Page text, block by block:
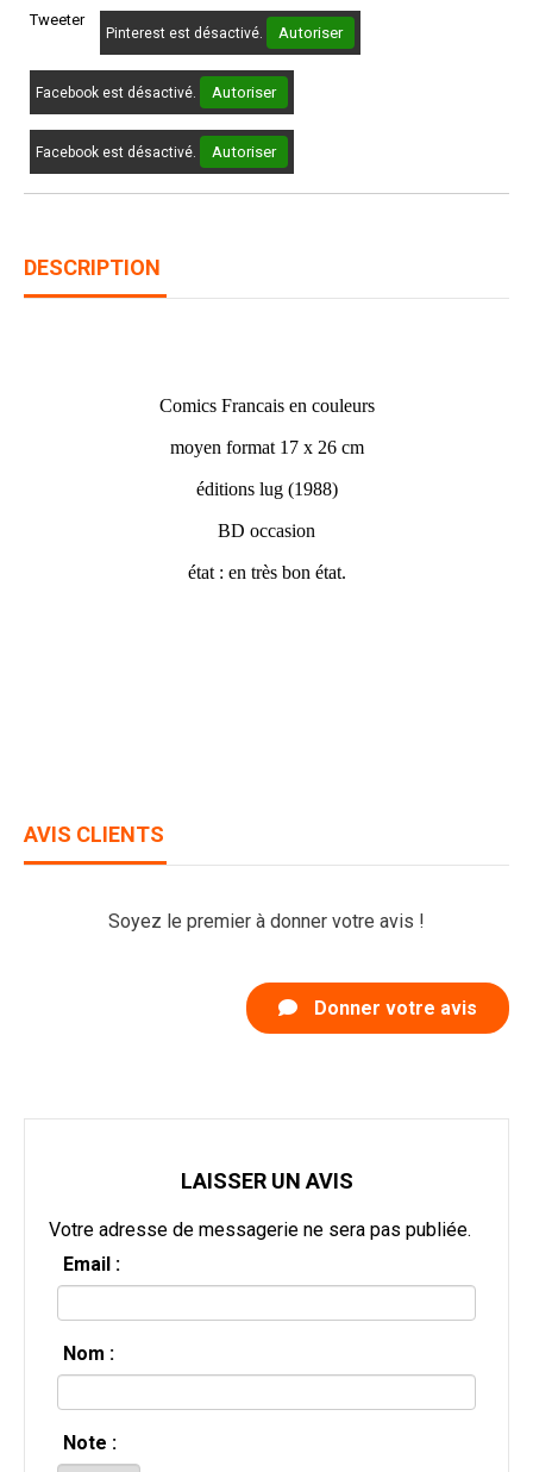
Tweeter
Pinterest est désactivé. Autoriser
Facebook est désactivé. Autoriser
Facebook est désactivé. Autoriser
DESCRIPTION
Comics Francais en couleurs
moyen format 17 x 26 cm
éditions lug (1988)
BD occasion
état : en très bon état.
AVIS CLIENTS
Soyez le premier à donner votre avis !
Donner votre avis
LAISSER UN AVIS
Votre adresse de messagerie ne sera pas publiée.
Email :
Nom :
Note :